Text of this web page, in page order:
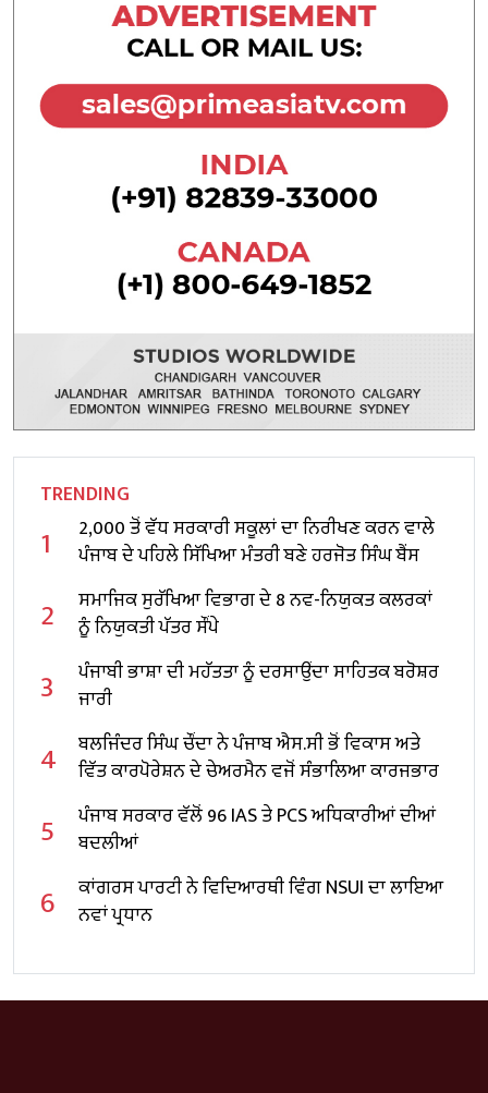
TRENDING
1
2,000 ਤੋਂ ਵੱਧ ਸਰਕਾਰੀ ਸਕੂਲਾਂ ਦਾ ਨਿਰੀਖਣ ਕਰਨ ਵਾਲੇ
ਪੰਜਾਬ ਦੇ ਪਹਿਲੇ ਸਿੱਖਿਆ ਮੰਤਰੀ ਬਣੇ ਹਰਜੋਤ ਸਿੰਘ ਬੈਂਸ
2
ਸਮਾਜਿਕ ਸੁਰੱਖਿਆ ਵਿਭਾਗ ਦੇ 8 ਨਵ-ਨਿਯੁਕਤ ਕਲਰਕਾਂ
ਨੂੰ ਨਿਯੁਕਤੀ ਪੱਤਰ ਸੌਂਪੇ
3
ਪੰਜਾਬੀ ਭਾਸ਼ਾ ਦੀ ਮਹੱਤਤਾ ਨੂੰ ਦਰਸਾਉਂਦਾ ਸਾਹਿਤਕ ਬਰੋਸ਼ਰ
ਜਾਰੀ
4
ਬਲਜਿੰਦਰ ਸਿੰਘ ਚੌਂਦਾ ਨੇ ਪੰਜਾਬ ਐਸ.ਸੀ ਭੋਂ ਵਿਕਾਸ ਅਤੇ
ਵਿੱਤ ਕਾਰਪੋਰੇਸ਼ਨ ਦੇ ਚੇਅਰਮੈਨ ਵਜੋਂ ਸੰਭਾਲਿਆ ਕਾਰਜਭਾਰ
5
ਪੰਜਾਬ ਸਰਕਾਰ ਵੱਲੋਂ 96 IAS ਤੇ PCS ਅਧਿਕਾਰੀਆਂ ਦੀਆਂ
ਬਦਲੀਆਂ
6
ਕਾਂਗਰਸ ਪਾਰਟੀ ਨੇ ਵਿਦਿਆਰਥੀ ਵਿੰਗ NSUI ਦਾ ਲਾਇਆ
ਨਵਾਂ ਪ੍ਰਧਾਨ